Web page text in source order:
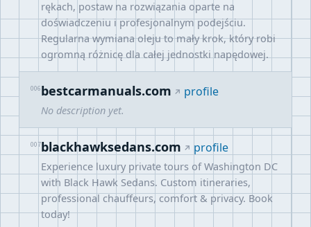
rękach, postaw na rozwiązania oparte na
doświadczeniu i profesjonalnym podejściu.
Regularna wymiana oleju to mały krok, który robi
ogromną różnicę dla całej jednostki napędowej.
006bestcarmanuals.com profile
No description yet.
007blackhawksedans.com profile
Experience luxury private tours of Washington DC
with Black Hawk Sedans. Custom itineraries,
professional chauffeurs, comfort & privacy. Book
today!